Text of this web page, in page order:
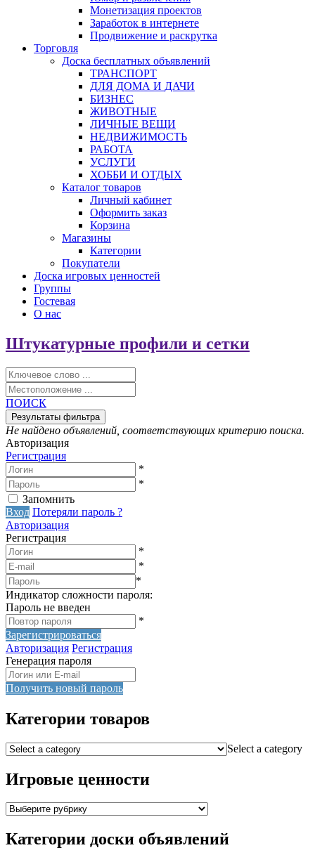
Монетизация проектов
Заработок в интернете
Продвижение и раскрутка
Торговля
Доска бесплатных объявлений
ТРАНСПОРТ
ДЛЯ ДОМА И ДАЧИ
БИЗНЕС
ЖИВОТНЫЕ
ЛИЧНЫЕ ВЕЩИ
НЕДВИЖИМОСТЬ
РАБОТА
УСЛУГИ
ХОББИ И ОТДЫХ
Каталог товаров
Личный кабинет
Оформить заказ
Корзина
Магазины
Категории
Покупатели
Доска игровых ценностей
Группы
Гостевая
О нас
Штукатурные профили и сетки
ПОИСК
Не найдено объявлений, соответствующих критерию поиска.
Авторизация
Регистрация
*
*
Запомнить
Вход Потеряли пароль ?
Авторизация
Регистрация
*
*
*
Индикатор сложности пароля:
Пароль не введен
*
Зарегистрироваться
Авторизация Регистрация
Генерация пароля
Получить новый пароль
Категории товаров
Select a category
Игровые ценности
Категории доски объявлений